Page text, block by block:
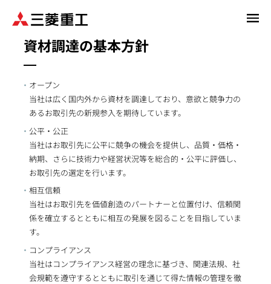
資材調達の基本方針
オープン
当社は広く国内外から資材を調達しており、意欲と競争力の
あるお取引先の新規参入を期待しています。
公平・公正
当社はお取引先に公平に競争の機会を提供し、品質・価格・
納期、さらに技術力や経営状況等を総合的・公平に評価し、
お取引先の選定を行います。
相互信頼
当社はお取引先を価値創造のパートナーと位置付け、信頼関
係を確立するとともに相互の発展を図ることを目指していま
す。
コンプライアンス
当社はコンプライアンス経営の理念に基づき、関連法規、社
会規範を遵守するとともに取引を通じて得た情報の管理を徹